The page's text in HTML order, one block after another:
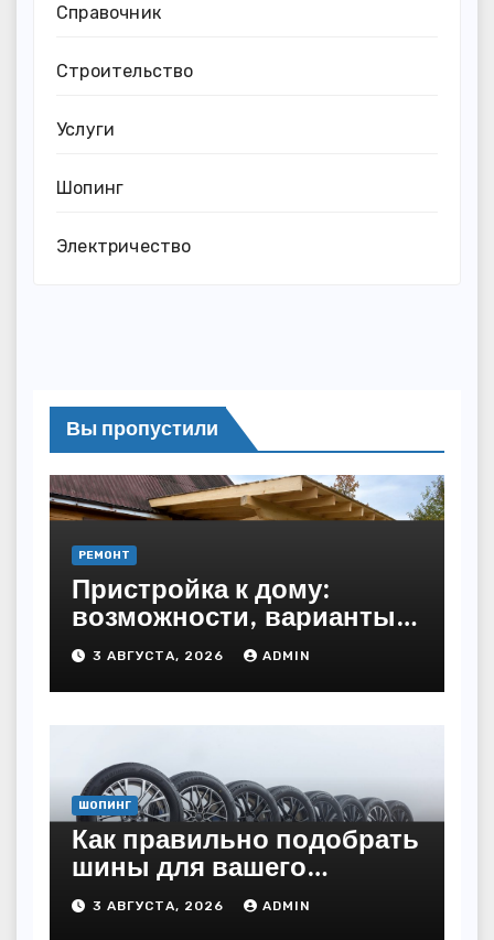
Справочник
Строительство
Услуги
Шопинг
Электричество
Вы пропустили
РЕМОНТ
Пристройка к дому:
возможности, варианты и
особенности
3 АВГУСТА, 2026 ADMIN
ШОПИНГ
Как правильно подобрать
шины для вашего
автомобиля: полное
руководство
3 АВГУСТА, 2026 ADMIN